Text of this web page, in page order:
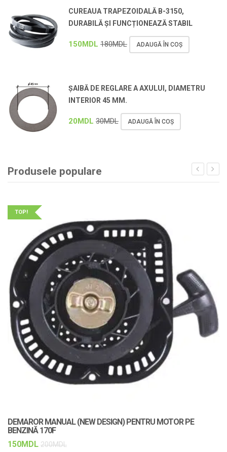
CUREAUA TRAPEZOIDALĂ B-3150,
DURABILĂ ȘI FUNCȚIONEAZĂ STABIL
150MDL 180MDL ADAUGĂ ÎN COȘ
ȘAIBĂ DE REGLARE A AXULUI, DIAMETRU
INTERIOR 45 MM.
20MDL 30MDL ADAUGĂ ÎN COȘ
Produsele populare
TOP!
DEMAROR MANUAL (NEW DESIGN) PENTRU MOTOR PE
BENZINĂ 170F
150MDL 200MDL